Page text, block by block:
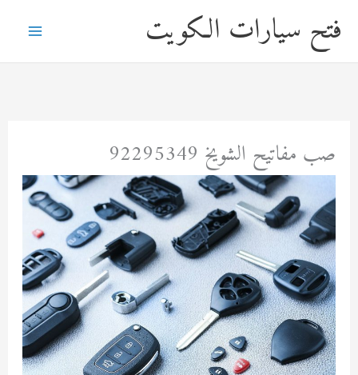
المحتوى
فتح سيارات الكويت
صب مفاتيح الشويخ 92295349